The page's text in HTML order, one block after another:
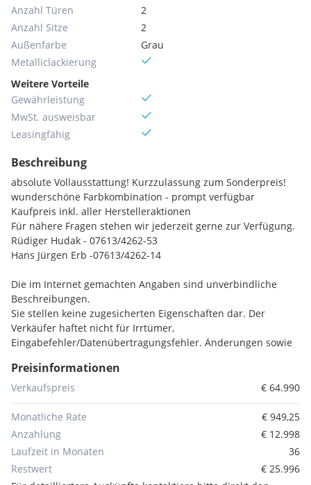
Anzahl Türen
2
Anzahl Sitze
2
Außenfarbe
Grau
Metallic­lackierung
Weitere Vorteile
Gewährleistung
MwSt. ausweisbar
Leasingfähig
Beschreibung
absolute Vollausstattung! Kurzzulassung zum Sonderpreis!
wunderschöne Farbkombination - prompt verfügbar
Kaufpreis inkl. aller Herstelleraktionen
Für nähere Fragen stehen wir jederzeit gerne zur Verfügung.
Rüdiger Hudak - 07613/4262-53
Hans Jürgen Erb -07613/4262-14
Die im Internet gemachten Angaben sind unverbindliche
Beschreibungen.
Sie stellen keine zugesicherten Eigenschaften dar. Der
Verkäufer haftet nicht für Irrtümer,
Eingabefehler/Datenübertragungsfehler. Änderungen sowie
Serienausstattungen:
Nebelschlussleuchten
Garantie
Uni-Lackierung
Kofferraumbeleuchtung
LED-Rückleuchten
Reifenreparaturset
Preisinformationen
Verkaufspreis € 64.990
Monatliche Rate
€ 949,25
Anzahlung
€ 12.998
Laufzeit in Monaten
36
Restwert
€ 25.996